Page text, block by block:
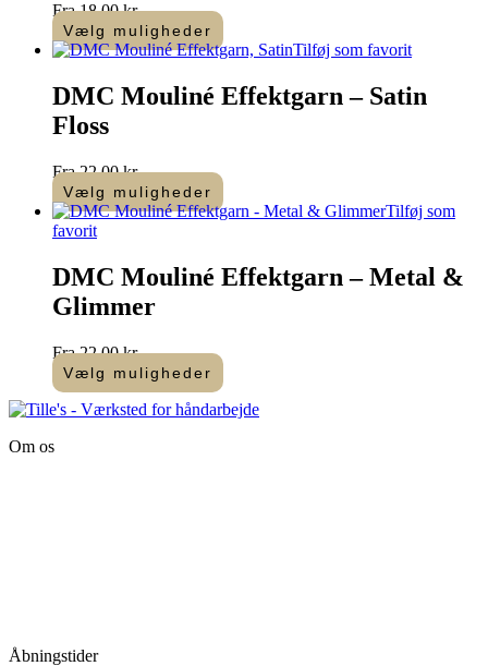
Fra18,00kr.
Vælg muligheder
Dette
har
flere
varianter.
kan
vælges
på
varesiden
Tilføj som favorit
DMC Mouliné Effektgarn – Satin
Floss
Fra22,00kr.
Vælg muligheder
Dette
vare
flere
varianter.
Mulighederne
vælges
på
varesiden
Tilføj som
favorit
DMC Mouliné Effektgarn – Metal &
Glimmer
Fra22,00kr.
Vælg muligheder
Dette
vare
flere
Om os
Åbningstider